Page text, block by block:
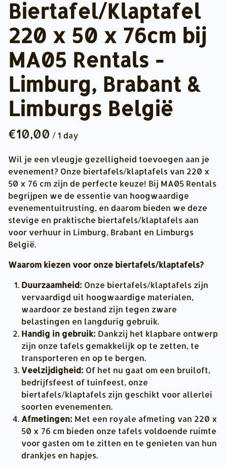
Biertafel/Klaptafel
220 x 50 x 76cm bij
MA05 Rentals -
Limburg, Brabant &
Limburgs België
/
Wil je een vleugje gezelligheid toevoegen aan je
evenement? Onze biertafels/klaptafels van 220 x
50 x 76 cm zijn de perfecte keuze! Bij MA05 Rentals
begrijpen we de essentie van hoogwaardige
evenementuitrusting, en daarom bieden we deze
stevige en praktische biertafels/klaptafels aan
voor verhuur in Limburg, Brabant en Limburgs
België.
Waarom kiezen voor onze biertafels/klaptafels?
Duurzaamheid: Onze biertafels/klaptafels zijn
vervaardigd uit hoogwaardige materialen,
waardoor ze bestand zijn tegen zware
belastingen en langdurig gebruik.
Handig in gebruik: Dankzij het klapbare ontwerp
zijn onze tafels gemakkelijk op te zetten, te
transporteren en op te bergen.
Veelzijdigheid: Of het nu gaat om een ​​bruiloft,
bedrijfsfeest of tuinfeest, onze
biertafels/klaptafels zijn geschikt voor allerlei
soorten evenementen.
Afmetingen: Met een royale afmeting van 220 x
50 x 76 cm bieden onze tafels voldoende ruimte
voor gasten om te zitten en te genieten van hun
drankjes en hapjes.